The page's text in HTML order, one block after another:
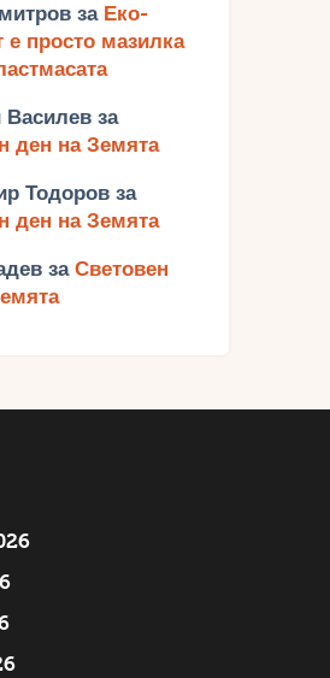
за Еко-
е просто мазилка
Василев за
ден на Земята
Тодоров за
ден на Земята
за Световен